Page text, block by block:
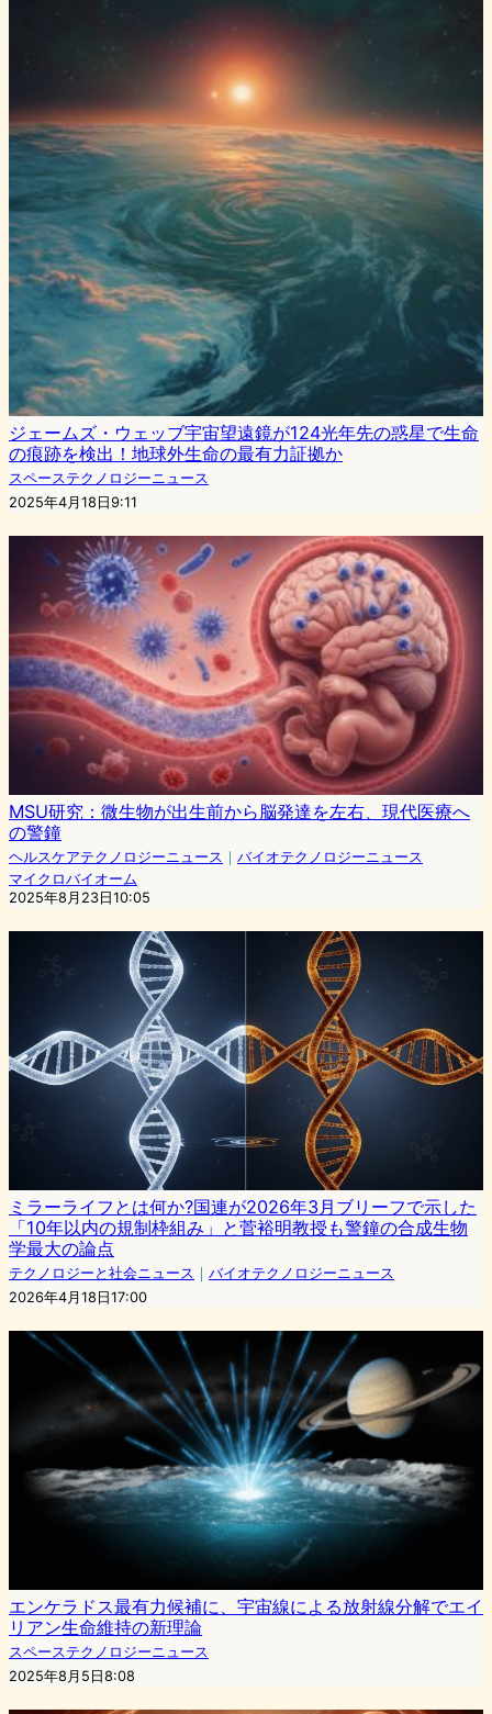
ジェームズ・ウェッブ宇宙望遠鏡が124光年先の惑星で生命
の痕跡を検出！地球外生命の最有力証拠か
スペーステクノロジーニュース
2025年4月18日9:11
MSU研究：微生物が出生前から脳発達を左右、現代医療へ
の警鐘
ヘルスケアテクノロジーニュース ｜ バイオテクノロジーニュース
マイクロバイオーム
2025年8月23日10:05
ミラーライフとは何か?国連が2026年3月ブリーフで示した
「10年以内の規制枠組み」と菅裕明教授も警鐘の合成生物
学最大の論点
テクノロジーと社会ニュース ｜ バイオテクノロジーニュース
2026年4月18日17:00
エンケラドス最有力候補に、宇宙線による放射線分解でエイ
リアン生命維持の新理論
スペーステクノロジーニュース
2025年8月5日8:08